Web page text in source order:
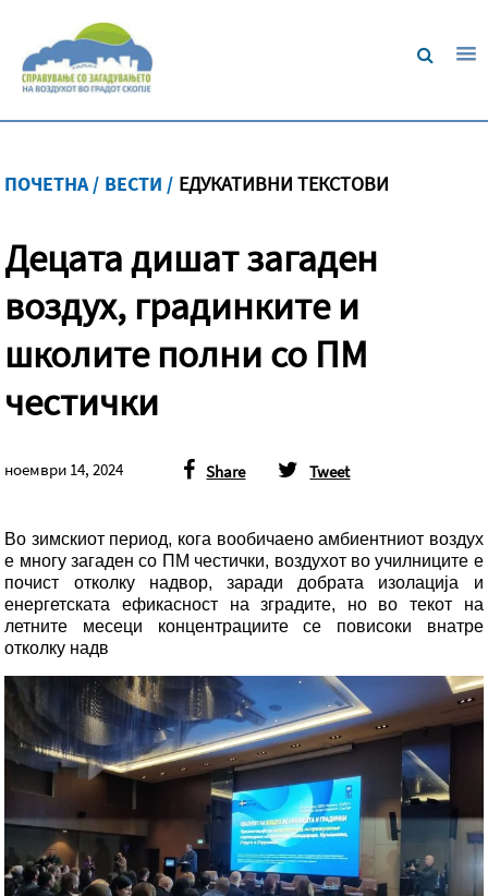
ПОЧЕТНА / ВЕСТИ / ЕДУКАТИВНИ ТЕКСТОВИ
Децата дишат загаден
воздух, градинките и
школите полни со ПМ
честички
ноември 14, 2024 Share Tweet
Во зимскиот период, кога вообичаено амбиентниот воздух
е многу загаден со ПМ честички, воздухот во училниците е
почист отколку надвор, заради добрата изолација и
енергетската ефикасност на зградите, но во текот на
летните месеци концентрациите се повисоки внатре
отколку надв